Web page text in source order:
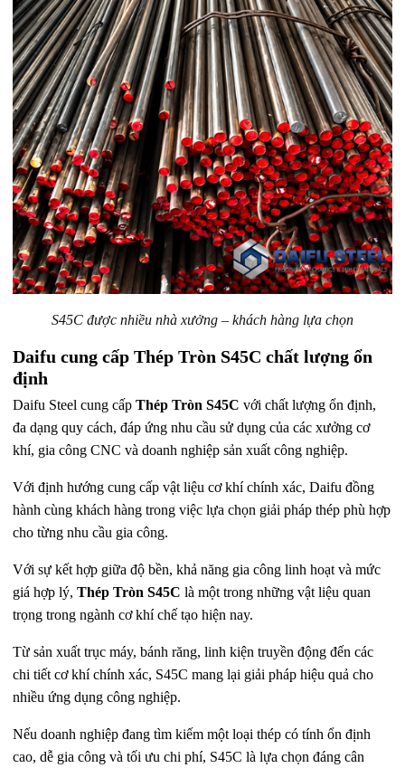
S45C được nhiều nhà xưởng – khách hàng lựa chọn
Daifu cung cấp Thép Tròn S45C chất lượng ổn
định
Daifu Steel cung cấp Thép Tròn S45C với chất lượng ổn định,
đa dạng quy cách, đáp ứng nhu cầu sử dụng của các xưởng cơ
khí, gia công CNC và doanh nghiệp sản xuất công nghiệp.
Với định hướng cung cấp vật liệu cơ khí chính xác, Daifu đồng
hành cùng khách hàng trong việc lựa chọn giải pháp thép phù hợp
cho từng nhu cầu gia công.
Với sự kết hợp giữa độ bền, khả năng gia công linh hoạt và mức
giá hợp lý, Thép Tròn S45C là một trong những vật liệu quan
trọng trong ngành cơ khí chế tạo hiện nay.
Từ sản xuất trục máy, bánh răng, linh kiện truyền động đến các
chi tiết cơ khí chính xác, S45C mang lại giải pháp hiệu quả cho
nhiều ứng dụng công nghiệp.
Nếu doanh nghiệp đang tìm kiếm một loại thép có tính ổn định
cao, dễ gia công và tối ưu chi phí, S45C là lựa chọn đáng cân